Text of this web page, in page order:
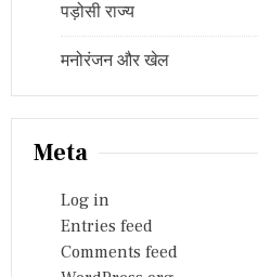
पड़ोसी राज्य
मनोरंजन और खेल
Meta
Log in
Entries feed
Comments feed